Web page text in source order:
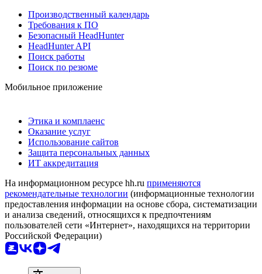
Производственный календарь
Требования к ПО
Безопасный HeadHunter
HeadHunter API
Поиск работы
Поиск по резюме
Мобильное приложение
Этика и комплаенс
Оказание услуг
Использование сайтов
Защита персональных данных
ИТ аккредитация
На информационном ресурсе hh.ru применяются
рекомендательные технологии (информационные технологии
предоставления информации на основе сбора, систематизации
и анализа сведений, относящихся к предпочтениям
пользователей сети «Интернет», находящихся на территории
Российской Федерации)